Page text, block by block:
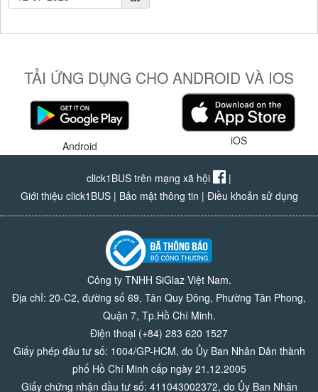
TẢI ỨNG DỤNG CHO ANDROID VÀ IOS
Android iOS
click1BUS trên mạng xã hội
|
Giới thiệu click1BUS| Bảo mật thông tin | Điều khoản sử dụng
Công ty TNHH SiGlaz Việt Nam.
Địa chỉ: 20-C2, đường số 69, Tân Quy Đông, Phường Tân Phong,
Quận 7, Tp.Hồ Chí Minh.
Điện thoại (+84) 283 620 1527
Giấy phép đầu tư số: 1004/GP-HCM, do Ủy Ban Nhân Dân thành
phố Hồ Chí Minh cấp ngày 21.12.2005
Giấy chứng nhận đầu tư số: 411043002372, do Ủy Ban Nhân